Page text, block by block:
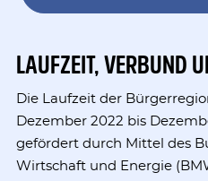
LAUFZEIT, VERBUND
Die Laufzeit der
Dezember 2022 bis
gefördert durch Mittel des
Wirtschaft und Energie